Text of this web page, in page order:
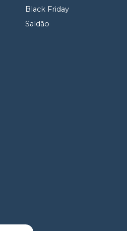
Black Friday
Saldão